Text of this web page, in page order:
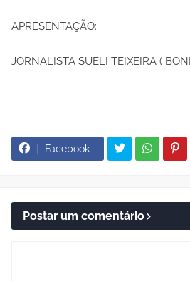
APRESENTAÇÃO:
JORNALISTA SUELI TEIXEIRA (
Facebook
Postar um comentário